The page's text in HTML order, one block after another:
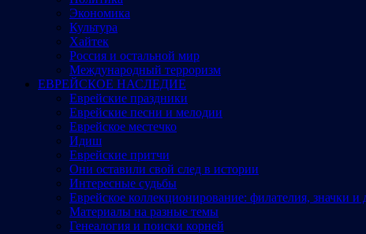
Экономика
Культура
Хайтек
Россия и остальной мир
Международный терроризм
ЕВРЕЙСКОЕ НАСЛЕДИЕ
Еврейские праздники
Еврейские песни и мелодии
Еврейское местечко
Идиш
Еврейские притчи
Они оставили свой след в истории
Интересные судьбы
Еврейское коллекционирование: филателия, значки и
Материалы на разные темы
Генеалогия и поиски корней